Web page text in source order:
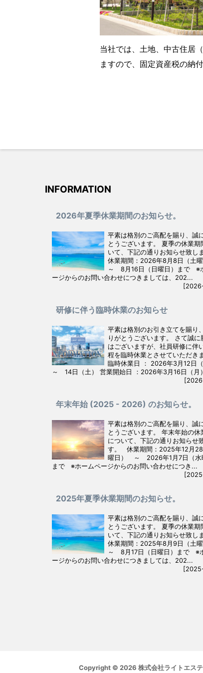
当社では、土地、中古住居
ますので、固定資産税の納
INFORMATION
2026年夏季休業期間のお知らせ。
平素は格別のご高配を賜り、誠
とうございます。 夏季の休業期
いて、下記の通りお知らせ致し
休業期間：2026年8月8日（土
～ 8月16日（日曜日）まで ※
ージからのお問い合わせにつきましては、202...
研修に伴う臨時休業のお知らせ
平素は格別のお引き立てを賜り
りがとうございます。 さて誠に
はございますが、社員研修に伴
程を臨時休業とさせていただき
臨時休業日 ： 2026年3月12日
～ 14日（土） 営業開始日 ：2026年3月16日（月
年末年始 (2025 - 2026) のお知らせ。
平素は格別のご高配を賜り、誠
とうございます。 年末年始の休
について、下記の通りお知らせ
す。 休業期間：2025年12月28
曜日） ～ 2026年1月7日（水
まで ※ホームページからのお問い合わせにつき...
2025年夏季休業期間のお知らせ。
平素は格別のご高配を賜り、誠
とうございます。 夏季の休業期
いて、下記の通りお知らせ致し
休業期間：2025年8月9日（土
～ 8月17日（日曜日）まで ※
ージからのお問い合わせにつきましては、202...
Copyright © 2026 株式会社ライトエス